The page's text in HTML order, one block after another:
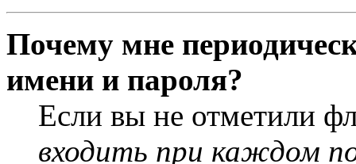
Почему мне
имени и пароля?
Если вы не отметили
входить при каждом